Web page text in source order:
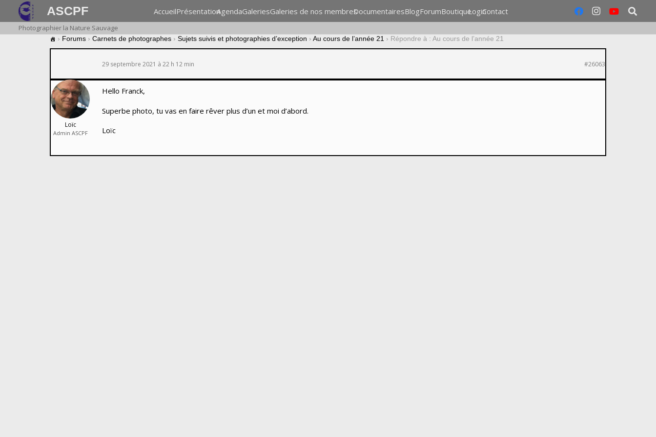
ASCPF AccueilPrésentationAgendaGaleriesGaleries de nos membresDocumentairesBlogForumBoutiqueLoginContact
Photographier la Nature Sauvage
› Forums › Carnets de photographes › Sujets suivis et photographies d’exception › Au cours de l’année 21 › Répondre à : Au cours de l’année 21
29 septembre 2021 à 22 h 12 min #26063
Loïc
Admin ASCPF
Hello Franck,
Superbe photo, tu vas en faire rêver plus d’un et moi d’abord.
Loïc